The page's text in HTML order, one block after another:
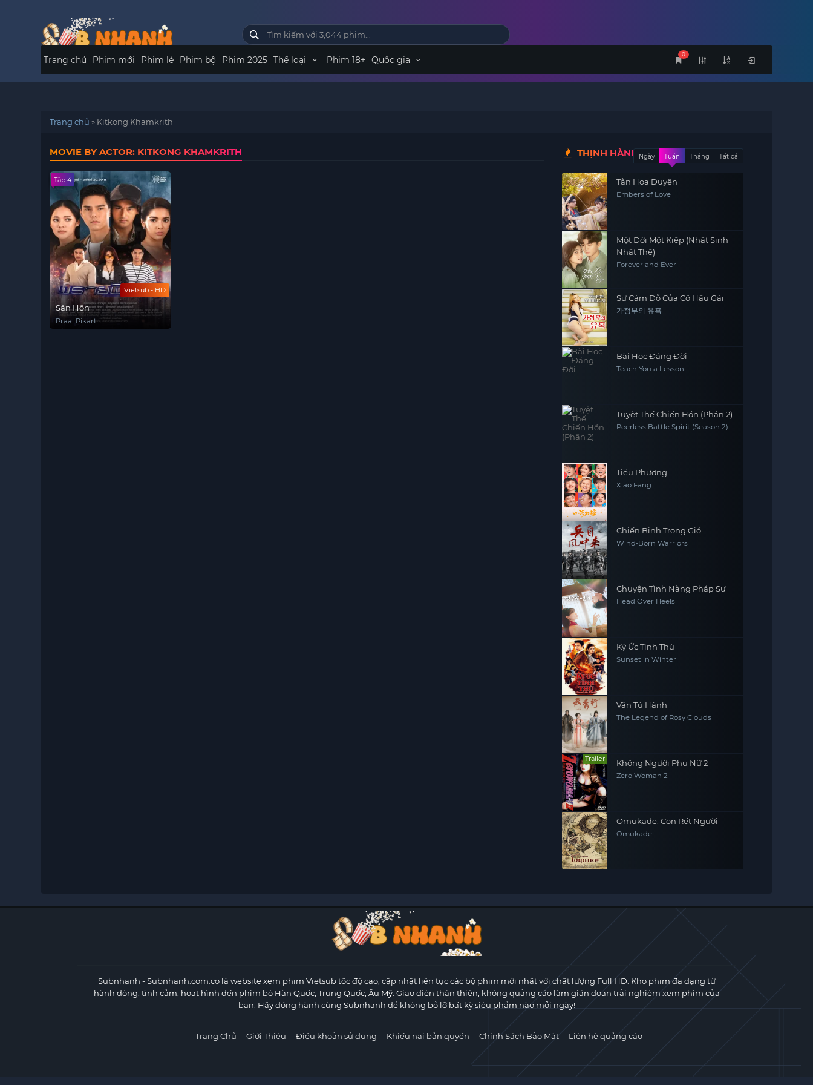
0
Trang chủ Phim mới Phim lẻ Phim bộ Phim 2025 Thể loại Phim 18+ Quốc gia
Trang chủ » Kitkong Khamkrith
MOVIE BY ACTOR: KITKONG KHAMKRITH
Vietsub - HD
Tập 4
Săn Hồn
Praai Pikart
THỊNH HÀNHNgày Tuần Tháng Tất cả
Tẫn Hoa Duyên
Embers of Love
Một Đời Một Kiếp (Nhất Sinh
Nhất Thế)
Forever and Ever
Sự Cám Dỗ Của Cô Hầu Gái
가정부의 유혹
Bài Học Đáng Đời
Teach You a Lesson
Tuyệt Thế Chiến Hồn (Phần 2)
Peerless Battle Spirit (Season 2)
Tiểu Phương
Xiao Fang
Chiến Binh Trong Gió
Wind-Born Warriors
Chuyện Tình Nàng Pháp Sư
Head Over Heels
Ký Ức Tình Thù
Sunset in Winter
Vân Tú Hành
The Legend of Rosy Clouds
Trailer Không Người Phụ Nữ 2
Zero Woman 2
Omukade: Con Rết Người
Omukade
Subnhanh - Subnhanh.com.co là website xem phim Vietsub tốc độ cao, cập nhật liên tục các bộ phim mới nhất với chất lượng Full HD. Kho phim đa dạng từ
hành động, tình cảm, hoạt hình đến phim bộ Hàn Quốc, Trung Quốc, Âu Mỹ. Giao diện thân thiện, không quảng cáo làm gián đoạn trải nghiệm xem phim của
bạn. Hãy đồng hành cùng Subnhanh để không bỏ lỡ bất kỳ siêu phẩm nào mỗi ngày!
Trang Chủ Giới Thiệu Điều khoản sử dụng Khiếu nại bản quyền Chính Sách Bảo Mật Liên hệ quảng cáo